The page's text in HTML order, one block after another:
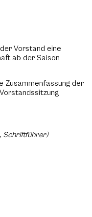
Vorstand eine
ab der Saison
Zusammenfassung der
Schriftführer)